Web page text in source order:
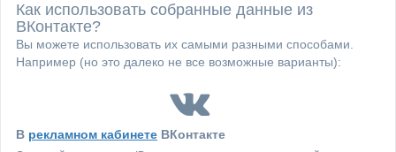
Как использовать собранные данные из
ВКонтакте?
Вы можете использовать их самыми разными способами.
Например (но это далеко не все возможные варианты):
В рекламном кабинете ВКонтакте